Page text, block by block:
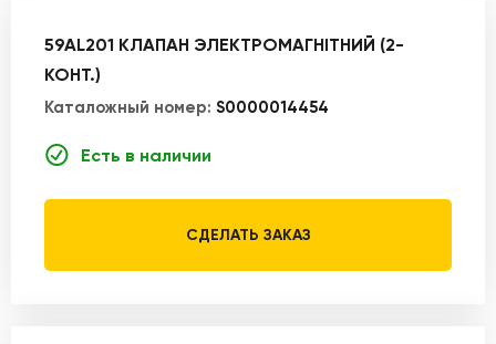
59AL201 КЛАПАН ЭЛЕКТРОМАГНІТНИЙ (2-
КОНТ.)
Каталожный номер: S0000014454
Есть в наличии
СДЕЛАТЬ ЗАКАЗ